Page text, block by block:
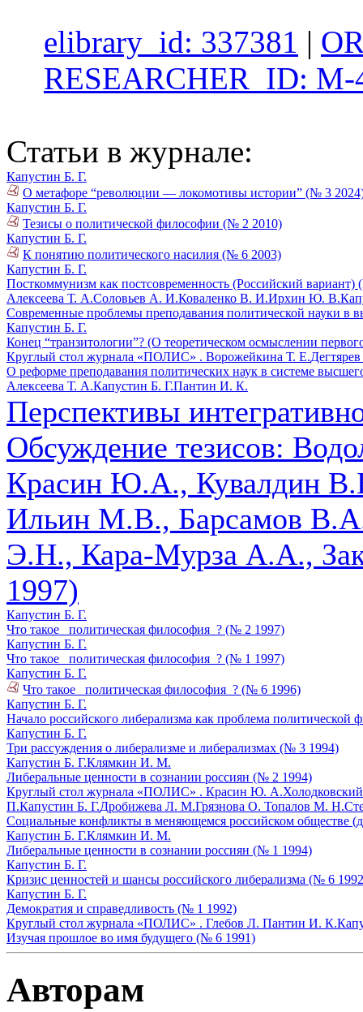
elibrary_id: 337381 |
RESEARCHER_ID: M-
Статьи в журнале:
Капустин Б. Г.
О метафоре “революции — локомотивы истории” (№ 3
Капустин Б. Г.
Тезисы о политической философии (№ 2 2010)
Капустин Б. Г.
К понятию политического насилия (№ 6 2003)
Капустин Б. Г.
Посткоммунизм как постсовременность (Российский вариант)
Алексеева Т. А.Соловьев А. И.Коваленко В. И.Ирхин Ю. В.
Современные проблемы преподавания политической науки
Капустин Б. Г.
Конец “транзитологии”? (О теоретическом осмыслении
Круглый стол журнала «ПОЛИС» . Ворожейкина Т. Е.
О реформе преподавания политических наук в системе
Алексеева Т. А.Капустин Б. Г.Пантин И. К.
Перспективы
Обсуждение тезисов:
Красин Ю.А., Кувалдин
Ильин М.В., Барсамов
Э.Н., Кара-Мурза А.А.,
1997)
Капустин Б. Г.
Что такое _политическая философия_? (№ 2 1997)
Капустин Б. Г.
Что такое _политическая философия_? (№ 1 1997)
Капустин Б. Г.
Что такое _политическая философия_? (№ 6 1996)
Капустин Б. Г.
Начало российского либерализма как проблема
Капустин Б. Г.
Три рассуждения о либерализме и либерализмах (№ 3 1994)
Капустин Б. Г.Клямкин И. М.
Либеральные ценности в сознании россиян (№ 2 1994)
Круглый стол журнала «ПОЛИС» . Красин Ю. А.
П.Капустин Б. Г.Дробижева Л. М.Грязнова О. Топалов М. Н.
Социальные конфликты в меняющемся российском обществе
Капустин Б. Г.Клямкин И. М.
Либеральные ценности в сознании россиян (№ 1 1994)
Капустин Б. Г.
Кризис ценностей и шансы российского либерализма (№ 6
Капустин Б. Г.
Демократия и справедливость (№ 1 1992)
Круглый стол журнала «ПОЛИС» . Глебов Л. Пантин И. К.
Изучая прошлое во имя будущего (№ 6 1991)
Авторам